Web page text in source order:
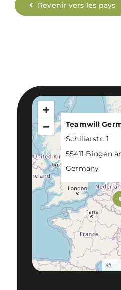
Revenir vers les pays
Teamwill
Schillerstr. 1
55411 Bingen
Germany
+
−
©